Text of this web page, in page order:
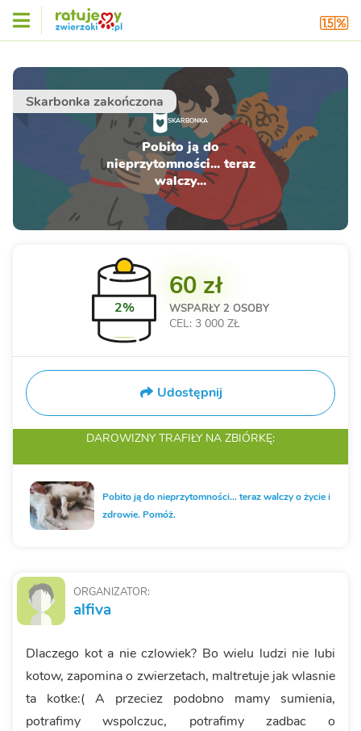
Skarbonka zakończona
SKARBONKA
Pobito ją do
nieprzytomności... teraz
walczy...
ORGANIZATOR:
alfiva
Dlaczego kot a nie czlowiek? Bo wielu ludzi nie lubi
kotow, zapomina o zwierzetach, maltretuje jak wlasnie
ta kotke:( A przeciez podobno mamy sumienia,
potrafimy wspolczuc, potrafimy zadbac o
2%
60 zł
WSPARŁY 2 OSOBY
CEL: 3 000 ZŁ
Udostępnij
DAROWIZNY TRAFIŁY NA ZBIÓRKĘ:
Pobito ją do nieprzytomności... teraz walczy o życie i
zdrowie. Pomóż.